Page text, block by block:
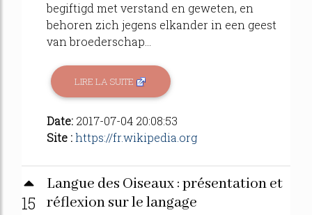
begiftigd met verstand en geweten, en
behoren zich jegens elkander in een geest
van broederschap...
LIRE LA SUITE
Date: 2017-07-04 20:08:53
Site :https://fr.wikipedia.org
15
Langue des Oiseaux : présentation et
réflexion sur le langage